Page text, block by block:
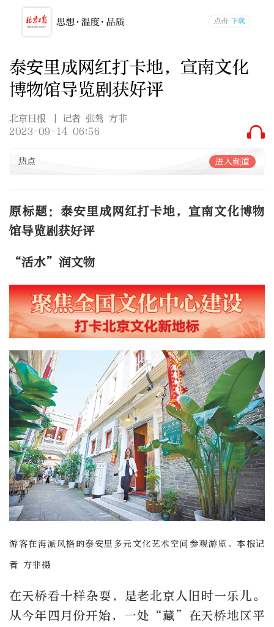
泰安里成网红打卡地，宣南文化
博物馆导览剧获好评
北京日报
| 记者 张骜 方非
2023-09-14 06:56
热点 进入频道
原标题：泰安里成网红打卡地，宣南文化博物
馆导览剧获好评
“活水”润文物
游客在海派风格的泰安里多元文化艺术空间参观游览。本报记
者 方非摄
在天桥看十样杂耍，是老北京人旧时一乐儿。
从今年四月份开始，一处“藏”在天桥地区平